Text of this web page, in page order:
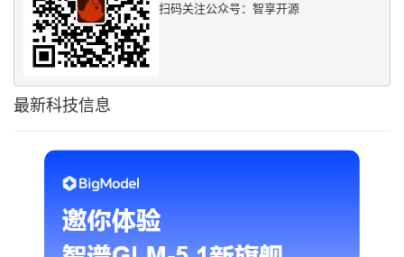
扫码关注公众号：智享开源
最新科技信息